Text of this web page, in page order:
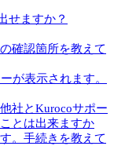
せますか？
確認箇所を教えて
が表示されます。
社とKurocoサポー
とは出来ますか
。手続きを教えて